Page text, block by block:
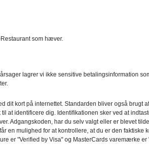
som hæver.
lagrer vi ikke sensitive betalingsinformation
kort på internettet. Standarden bliver også brugt
at identificere dig. Identifikationen sker ved at
Adgangskoden, har du selv valgt eller er blevet
en mulighed for at kontrollere, at du er den faktiske
er "Verified by Visa" og MasterCards varemærke